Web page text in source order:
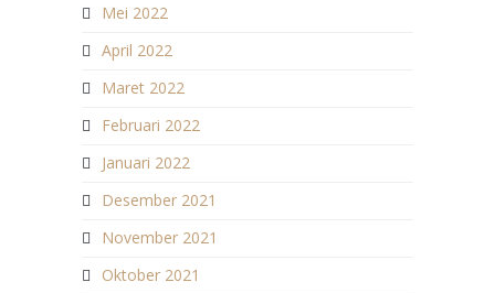
Mei 2022
April 2022
Maret 2022
Februari 2022
Januari 2022
Desember 2021
November 2021
Oktober 2021